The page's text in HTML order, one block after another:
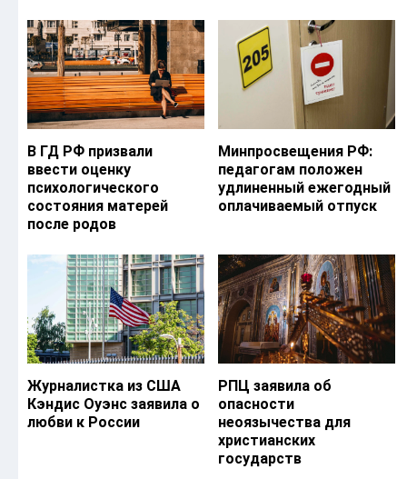
В ГД РФ призвали
ввести оценку
психологического
состояния матерей
после родов
Минпросвещения РФ:
педагогам положен
удлиненный ежегодный
оплачиваемый отпуск
Журналистка из США
Кэндис Оуэнс заявила о
любви к России
РПЦ заявила об
опасности
неоязычества для
христианских
государств